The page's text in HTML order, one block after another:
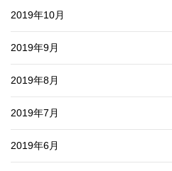
2019年10月
2019年9月
2019年8月
2019年7月
2019年6月